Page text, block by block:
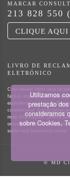
MARCAR
213 828 550
CLIQUE AQUI
LIVRO DE
ELETRÓNICO
Caso deseje fazer uma
fazê-lo através desta
equivalente ao Livro de
convencional:
mais informações, poderá
orientações da Direção-Geral
sobre esta ferramenta online.
© MD
Utilizamos
prestação
consideramos
sobre Cookies,